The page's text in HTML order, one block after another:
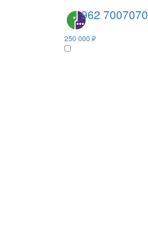
962 7007070
250 000 ₽